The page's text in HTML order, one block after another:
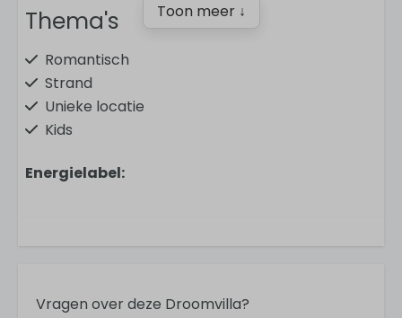
Thema's
Romantisch
Strand
Unieke locatie
Kids
In de omgeving
Toon meer ↓
Energielabel:
Vragen over deze Droomvilla?